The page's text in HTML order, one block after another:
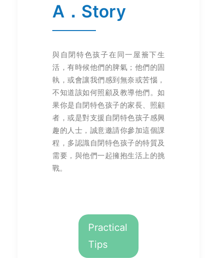
A．Story
與自閉特色孩子在同一屋簷下生
活，有時候他們的脾氣；他們的固
執，或會讓我們感到無奈或苦惱，
不知道該如何照顧及教導他們。如
果你是自閉特色孩子的家長、照顧
者，或是對支援自閉特色孩子感興
趣的人士，誠意邀請你參加這個課
程，多認識自閉特色孩子的特質及
需要，與他們一起擁抱生活上的挑
戰。
Practical
Tips